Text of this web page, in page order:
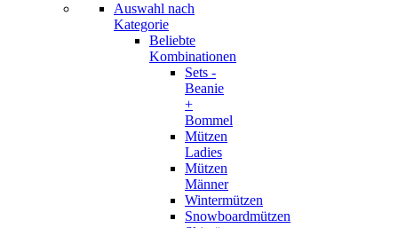
Auswahl nach
Kategorie
Beliebte
Kombinationen
Sets -
Beanie
+
Bommel
Mützen
Ladies
Mützen
Männer
Wintermützen
Snowboardmützen